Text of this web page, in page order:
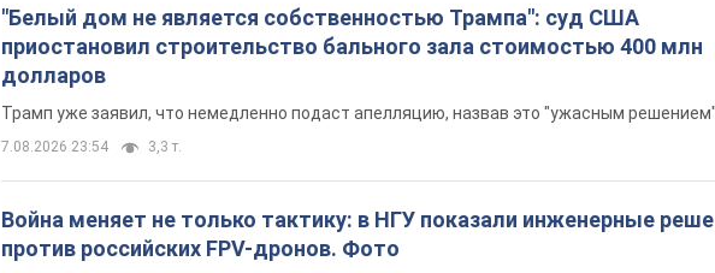
"Белый дом не является собственностью Трампа": суд США
приостановил строительство бального зала стоимостью 400 млн
долларов
Трамп уже заявил, что немедленно подаст апелляцию, назвав это "ужасным
7.08.2026 23:54 3,3 т.
Война меняет не только тактику: в НГУ показали инженерные
против российских FPV-дронов. Фото